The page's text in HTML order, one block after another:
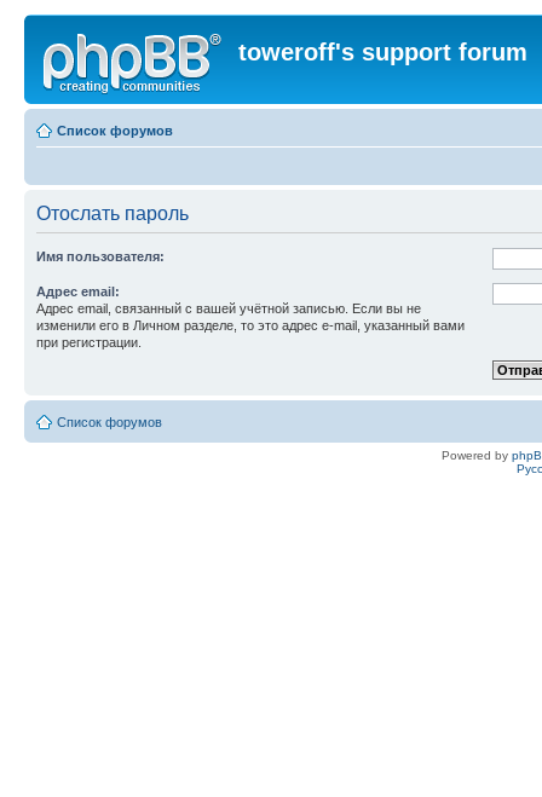
toweroff's support forum
Список форумов
Отослать пароль
Имя пользователя:
Адрес email:
Адрес email, связанный с вашей учётной записью. Если вы не
изменили его в Личном разделе, то это адрес e-mail, указанный вами
при регистрации.
Список форумов
Powered by